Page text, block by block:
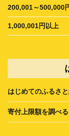
200,001～500,000
1,000,001円以上
はじめてのふるさ
寄付上限額を調べる